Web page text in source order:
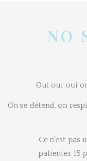
NO
Oui oui oui
On se détend, on
Ce n’est pas
patienter 15